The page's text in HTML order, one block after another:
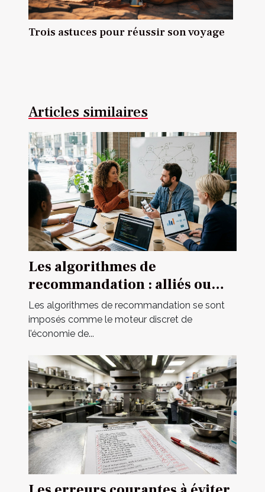
Trois astuces pour réussir son voyage
Articles similaires
Les algorithmes de
recommandation : alliés ou
mirages pour le marketing
digital ?
Les algorithmes de recommandation se sont
imposés comme le moteur discret de
l’économie de...